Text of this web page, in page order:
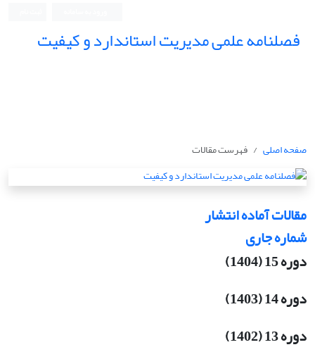
فصلنامه علمی مدیریت استاندارد و کیفیت
صفحه اصلی فهرست مقالات
مقالات آماده انتشار
شماره جاری
دوره 15 (1404)
دوره 14 (1403)
دوره 13 (1402)